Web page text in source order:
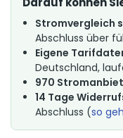
Stromvergleich
Abschluss über
Eigene
Deutschland,
970
14 Tage
Abschluss (so